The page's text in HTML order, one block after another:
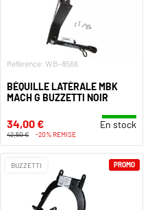
Référence: WB-8566
BÉQUILLE LATÉRALE MBK
MACH G BUZZETTI NOIR
34,00 € En stock
42,50 € -20% REMISE
BUZZETTI PROMO